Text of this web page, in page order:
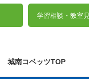
学習相談・ 教室
城南コベッツTOP